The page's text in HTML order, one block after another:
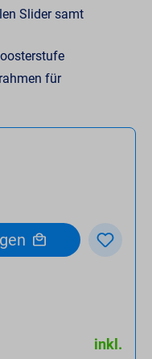
Slider samt
für
inkl.